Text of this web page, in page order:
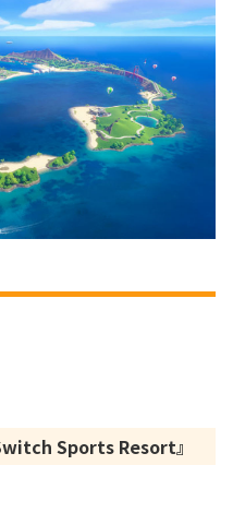
Sports Resort』